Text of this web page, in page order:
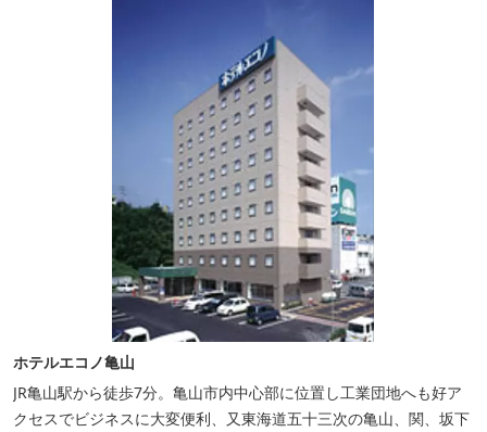
ホテルエコノ亀山
JR亀山駅から徒歩7分。亀山市内中心部に位置し工業団地へも好ア
クセスでビジネスに大変便利、又東海道五十三次の亀山、関、坂下